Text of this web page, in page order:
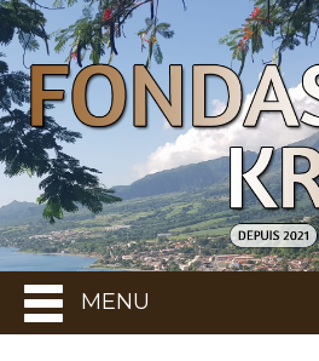
MENU